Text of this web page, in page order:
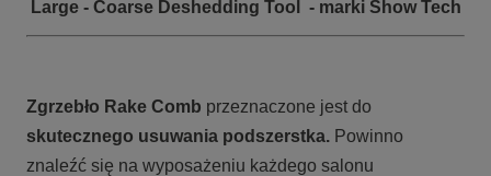
Large - Coarse Deshedding Tool - marki Show Tech
Zgrzebło Rake Comb przeznaczone jest do
skutecznego usuwania podszerstka. Powinno
znaleźć się na wyposażeniu każdego salonu